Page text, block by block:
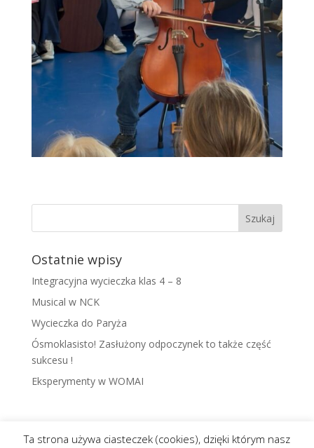
Ostatnie wpisy
Integracyjna wycieczka klas 4 – 8
Musical w NCK
Wycieczka do Paryża
Ósmoklasisto! Zasłużony odpoczynek to także część
sukcesu !
Eksperymenty w WOMAI
Ta strona używa ciasteczek (cookies), dzięki którym nasz